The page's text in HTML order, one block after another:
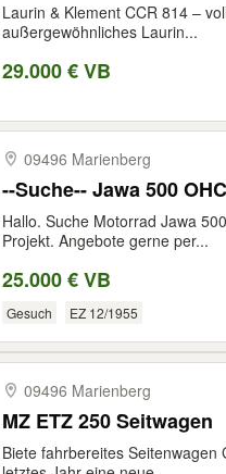
Laurin & Klement CCR 814 –
außergewöhnliches Laurin...
29.000 € VB
09496 Marienberg
--Suche-- Jawa 500 OHC
Hallo. Suche Motorrad Jawa
Projekt. Angebote gerne per...
25.000 € VB
Gesuch EZ 12/1955
09496 Marienberg
MZ ETZ 250 Seitwagen
Biete fahrbereites